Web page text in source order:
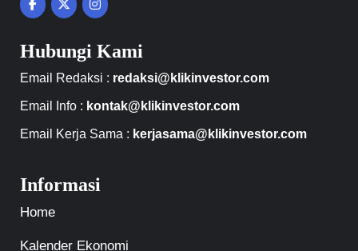
Hubungi Kami
Email Redaksi : redaksi@klikinvestor.com
Email Info : kontak@klikinvestor.com
Email Kerja Sama : kerjasama@klikinvestor.com
Informasi
Home
Kalender Ekonomi